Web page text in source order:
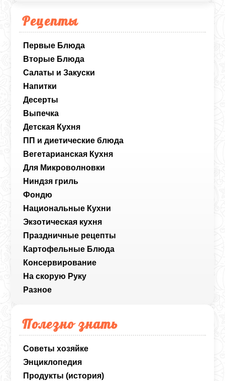
Рецепты
Первые Блюда
Вторые Блюда
Салаты и Закуски
Напитки
Десерты
Выпечка
Детская Кухня
ПП и диетические блюда
Вегетарианская Кухня
Для Микроволновки
Ниндзя гриль
Фондю
Национальные Кухни
Экзотическая кухня
Праздничные рецепты
Картофельные Блюда
Консервирование
На скорую Руку
Разное
Полезно знать
Советы хозяйке
Энциклопедия
Продукты (история)